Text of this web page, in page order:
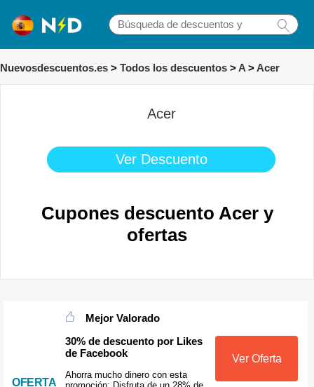
Nuevosdescuentos.es > Todos los descuentos > A > Acer
Acer
Ver Descuento
Cupones descuento Acer y
ofertas
OFERTA
Mejor Valorado
30% de descuento por Likes
de Facebook
Ahorra mucho dinero con esta
Ver Oferta